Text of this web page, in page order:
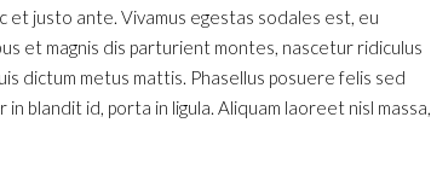
et justo ante. Vivamus egestas sodales est, eu
et magnis dis parturient montes, nascetur ridiculus
dictum metus mattis. Phasellus posuere felis sed
blandit id, porta in ligula. Aliquam laoreet nisl massa,